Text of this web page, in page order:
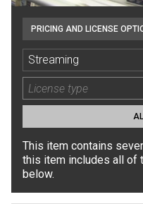
PRICING AND LICENSE
Streaming
This item contains
this item includes all of
below.